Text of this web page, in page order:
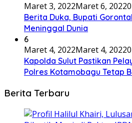
Maret 3, 2022Maret 6, 2022
Berita Duka, Bupati
Meninggal Dunia
6
Maret 4, 2022Maret 4, 2022
Kapolda Sulut Pastikan
Polres Kotamobagu Tetap
Berita Terbaru